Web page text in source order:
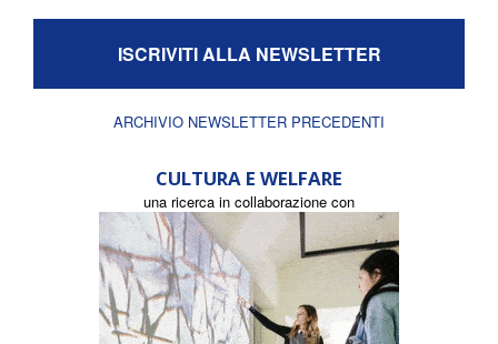
ISCRIVITI ALLA NEWSLETTER
ARCHIVIO NEWSLETTER PRECEDENTI
CULTURA E WELFARE
una ricerca in collaborazione con